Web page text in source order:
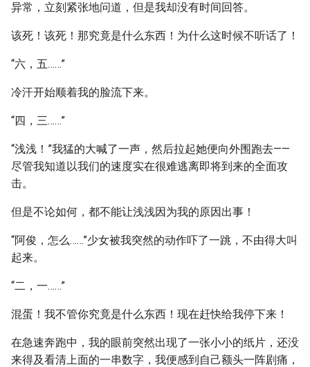
异常，立刻紧张地问道，但是我却没有时间回答。
该死！该死！那究竟是什么东西！为什么这时候不听话了！
“六，五……”
冷汗开始顺着我的脸流下来。
“四，三……”
“浅浅！”我猛的大喊了一声，然后拉起她便向外围跑去——
尽管我知道以我们的速度实在很难逃离即将到来的全面攻
击。
但是不论如何，都不能让浅浅因为我的原因出事！
“阿俊，怎么……”少女被我突然的动作吓了一跳，不由得大叫
起来。
“二，一……”
混蛋！我不管你究竟是什么东西！现在赶快给我停下来！
在急速奔跑中，我的眼前突然出现了一张小小的纸片，还没
来得及看清上面的一串数字，我便感到自己额头一阵剧痛，